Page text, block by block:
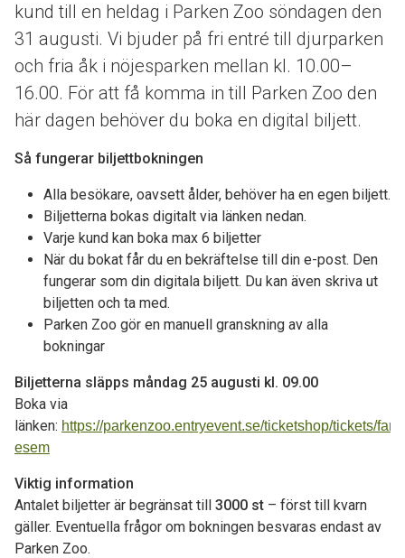
kund till en heldag i Parken Zoo söndagen den
31 augusti. Vi bjuder på fri entré till djurparken
och fria åk i nöjesparken mellan kl. 10.00–
16.00. För att få komma in till Parken Zoo den
här dagen behöver du boka en digital biljett.
Så fungerar biljettbokningen
Alla besökare, oavsett ålder, behöver ha en egen biljett.
Biljetterna bokas digitalt via länken nedan.
Varje kund kan boka max 6 biljetter
När du bokat får du en bekräftelse till din e-post. Den
fungerar som din digitala biljett. Du kan även skriva ut
biljetten och ta med.
Parken Zoo gör en manuell granskning av alla
bokningar
Biljetterna släpps måndag 25 augusti kl. 09.00
Boka via
länken: https://parkenzoo.entryevent.se/ticketshop/tickets/
esem
Viktig information
Antalet biljetter är begränsat till 3000 st – först till kvarn
gäller. Eventuella frågor om bokningen besvaras endast av
Parken Zoo.